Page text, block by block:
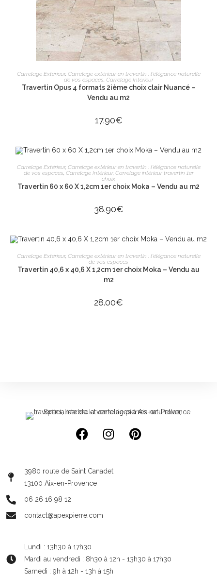
AJOUTER AU PANIER
Carrelage Extérieur, Carrelage extérieur en travertin : l'élégance naturelle
de vos espaces, Carrelage Intérieur
Travertin Opus 4 formats 2ième choix clair Nuancé –
Vendu au m2
17.90€
LIRE LA SUITE
Carrelage Extérieur, Carrelage extérieur en travertin : l'élégance naturelle
de vos espaces, Carrelage Intérieur, Carrelage intérieur travertin 1er
choix
Travertin 60 x 60 X 1,2cm 1er choix Moka – Vendu au m2
38.90€
AJOUTER AU PANIER
Carrelage Extérieur, Carrelage extérieur en travertin : l'élégance naturelle
de vos espaces
Travertin 40,6 x 40,6 X 1,2cm 1er choix Moka – Vendu au
m2
28.00€
3980 route de Saint Canadet
13100 Aix-en-Provence
06 26 16 98 12
contact@apexpierre.com
Lundi : 13h30 à 17h30
Mardi au vendredi : 8h30 à 12h - 13h30 à 17h30
Samedi : 9h à 12h - 13h à 15h